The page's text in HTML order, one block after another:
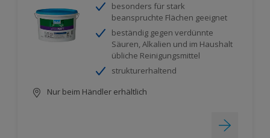
besonders für stark
beanspruchte Flächen geeignet
beständig gegen verdünnte
Säuren, Alkalien und im Haushalt
übliche Reinigungsmittel
strukturerhaltend
Nur beim Händler erhältlich